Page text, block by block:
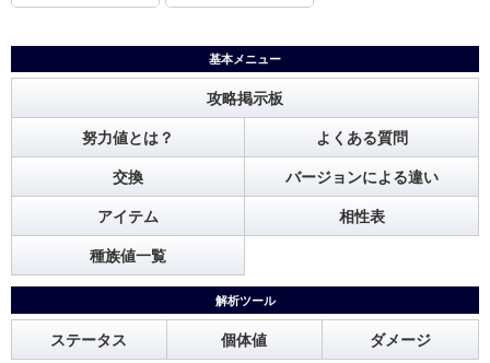
基本メニュー
攻略掲示板
努力値とは？ よくある質問
交換 バージョンによる違い
アイテム 相性表
種族値一覧
解析ツール
ステータス 個体値 ダメージ